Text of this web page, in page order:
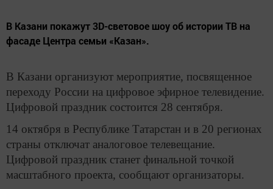
В Казани покажут 3D-световое шоу об истории ТВ на
фасаде Центра семьи «Казан».
В Казани организуют мероприятие, посвященное
переходу России на цифровое эфирное телевидение.
Цифровой праздник состоится 28 сентября.
14 октября в Республике Татарстан и в 20 регионах
страны отключат аналоговое телевещание.
Цифровой праздник станет финальной точкой
масштабного проекта, сообщают организаторы.